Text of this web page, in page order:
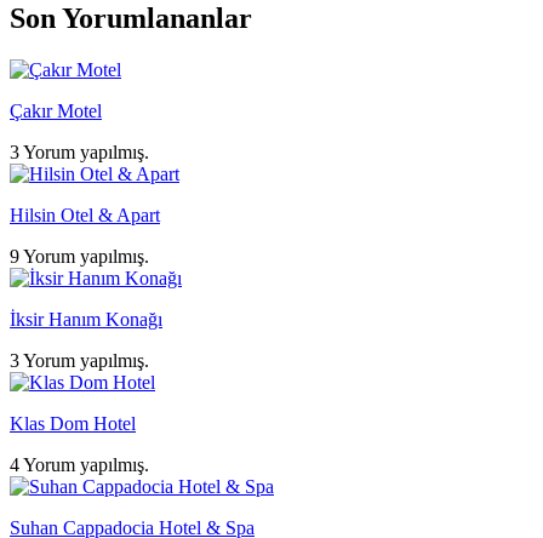
Son Yorumlananlar
Çakır Motel
3 Yorum yapılmış.
Hilsin Otel & Apart
9 Yorum yapılmış.
İksir Hanım Konağı
3 Yorum yapılmış.
Klas Dom Hotel
4 Yorum yapılmış.
Suhan Cappadocia Hotel & Spa